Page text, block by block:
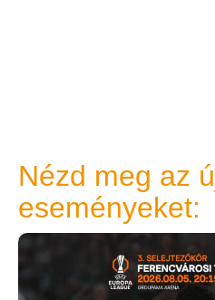
Nézd meg az
eseményeket: